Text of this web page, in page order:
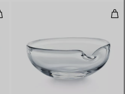
Wave